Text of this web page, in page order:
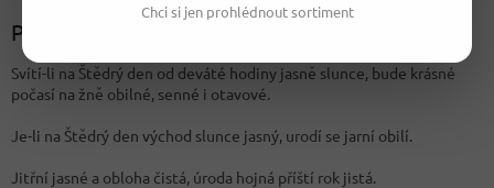
Chci si jen prohlédnout sortiment
Pranostiky:
Svítí-li na Štědrý den od deváté hodiny jasně slunce, bude krásné
počasí na žně obilné, senné i otavové.
Je-li na Štědrý den východ slunce jasný, urodí se jarní obilí.
Jitřní jasné a obloha čistá, úroda hojná příští rok jistá.